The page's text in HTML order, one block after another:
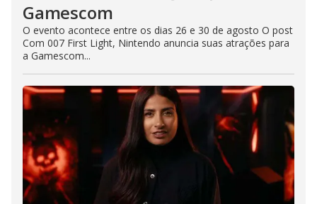
Gamescom
O evento acontece entre os dias 26 e 30 de agosto O post
Com 007 First Light, Nintendo anuncia suas atrações para
a Gamescom...